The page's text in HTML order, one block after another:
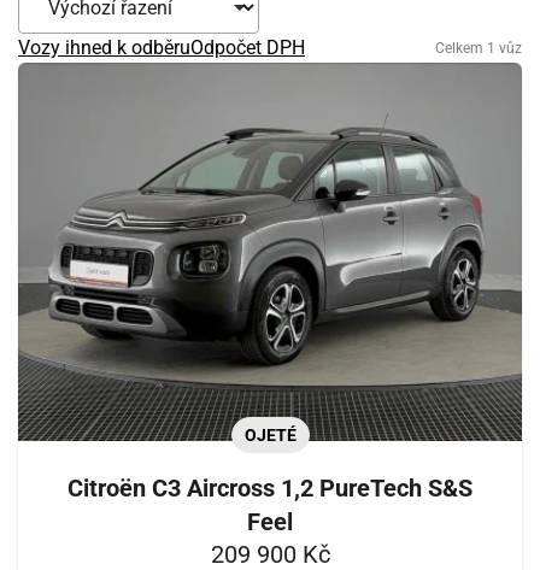
Vozy ihned k odběruOdpočet DPH Celkem 1 vůz
OJETÉ
Citroën C3 Aircross 1,2 PureTech S&S
Feel
209 900 Kč